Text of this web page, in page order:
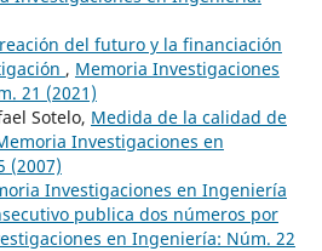
del futuro y la financiación
, Memoria Investigaciones
21 (2021)
Sotelo, Medida de la calidad de
Investigaciones en
(2007)
Investigaciones en Ingeniería
publica dos números por
en Ingeniería: Núm. 22